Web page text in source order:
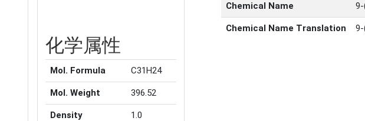
Chemical Name
Chemical Name Translation
化学属性
Mol. Formula C31H24
Mol. Weight 396.52
Density 1.0